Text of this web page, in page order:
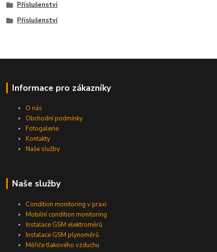
Příslušenství
Příslušenství
Informace pro zákazníky
O nás
Obchodní podmínky
Fotogalerie
Kontakty
Naše služby
Naše služby
Condition monitoring v praxi
Mobilní condition monitoring
Instalace GSM elektroměrů
Instalace GSM plynoměrů
Měřiče tlakového vzduchu